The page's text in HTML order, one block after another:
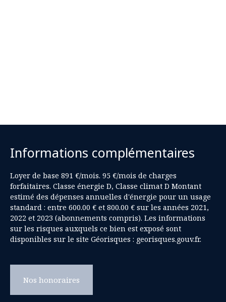
Informations complémentaires
Loyer de base 891 €/mois. 95 €/mois de charges
forfaitaires. Classe énergie D, Classe climat D Montant
estimé des dépenses annuelles d'énergie pour un usage
standard : entre 600.00 € et 800.00 € sur les années 2021,
2022 et 2023 (abonnements compris). Les informations
sur les risques auxquels ce bien est exposé sont
disponibles sur le site Géorisques : georisques.gouv.fr.
Nos honoraires